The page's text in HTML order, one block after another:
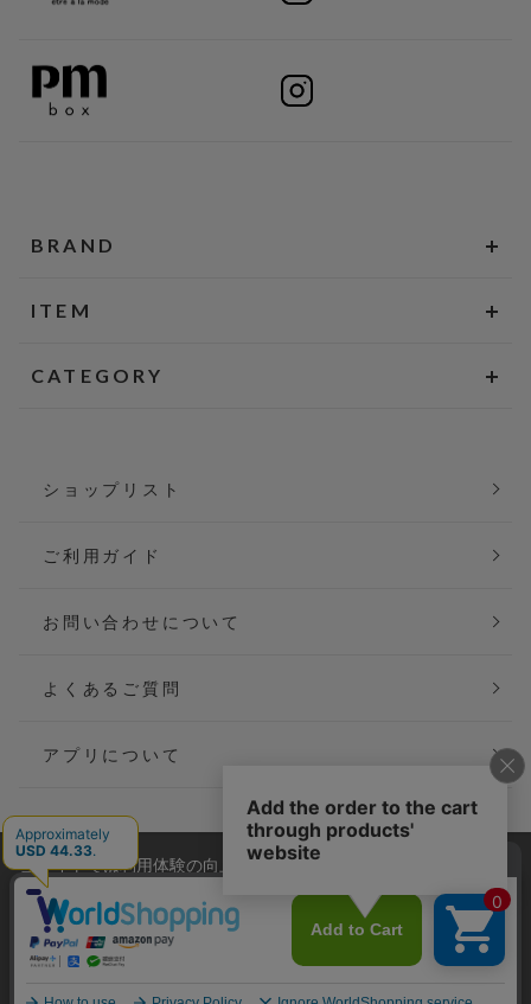
BRAND
ITEM
CATEGORY
ショップリスト
ご利用ガイド
お問い合わせについて
よくあるご質問
アプリについて
会社概要
ご利用規約
個人情報保護方針
当サイトでは利用体験の向上およびコンテンツの最適な提供、ト
ラフィックの分析を目的としてCookieを使用しています。
サイトの閲覧を継続された場合、Cookieの利用に同意したことも
のといたします。
詳細については
プライバシーポリシーをご確認ください。
承諾する